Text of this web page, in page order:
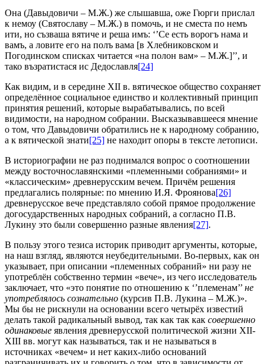
Она (Давыдовичи – М.Ж.) же слышавша, оже Гюрги прислал
к немоу (Святославу – М.Ж.) в помочь, и не сместа по немъ
ити, но съзваша вятиче и реша имъ: ‘’Се есть ворогъ нама и
вамъ, а ловите его на полъ вама [в Хлебниковском и
Погодинском списках читается «на полон вам» – М.Ж.]’’, и
тако възратистася ис Дедославля[24]
Как видим, и в середине XII в. вятическое общество сохраняет
определённое социальное единство и коллективный принцип
принятия решений, которые вырабатывались, по всей
видимости, на народном собрании. Высказывавшееся мнение
о том, что Давыдовичи обратились не к народному собранию,
а к вятической знати[25] не находит опоры в тексте летописи.
В историографии не раз поднимался вопрос о соотношении
между восточнославянскими «племенными собраниями» и
«классическим» древнерусским вечем. Причём решения
предлагались полярные: по мнению И.Я. Фроянова[26]
древнерусское вече представляло собой прямое продолжение
догосударственных народных собраний, а согласно П.В.
Лукину это были совершенно разные явления[27].
В пользу этого тезиса историк приводит аргументы, которые,
на наш взгляд, являются неубедительными. Во-первых, как он
указывает, при описании «племенных собраний» ни разу не
употреблён собственно термин «вече», из чего исследователь
заключает, что «это понятие по отношению к ‘’племенам’’ не
употреблялось сознательно (курсив П.В. Лукина – М.Ж.)».
Мы бы не рискнули на основании всего четырёх известий
делать такой радикальный вывод, так как так как совершенно
одинаковые явления древнерусской политической жизни XII-
XIII вв. могут как называться, так и не называться в
источниках «вечем» и нет каких-либо оснований